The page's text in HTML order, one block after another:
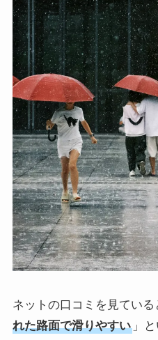
ネットの口コミを見ている
れた路面で滑りやすい」と